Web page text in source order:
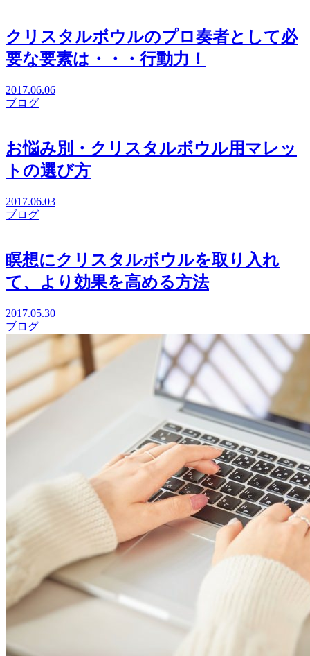
クリスタルボウルのプロ奏者として必
要な要素は・・・行動力！
2017.06.06
ブログ
お悩み別・クリスタルボウル用マレッ
トの選び方
2017.06.03
ブログ
瞑想にクリスタルボウルを取り入れ
て、より効果を高める方法
2017.05.30
ブログ